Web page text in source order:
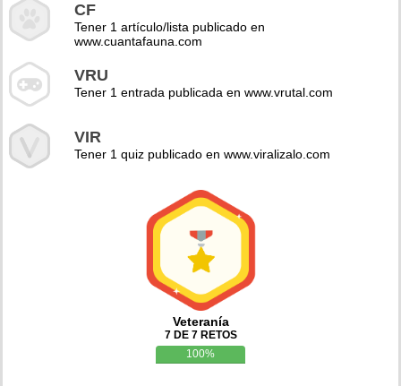
CF
Tener 1 artículo/lista publicado en
www.cuantafauna.com
VRU
Tener 1 entrada publicada en www.vrutal.com
VIR
Tener 1 quiz publicado en www.viralizalo.com
Veteranía
7 DE 7 RETOS
100%